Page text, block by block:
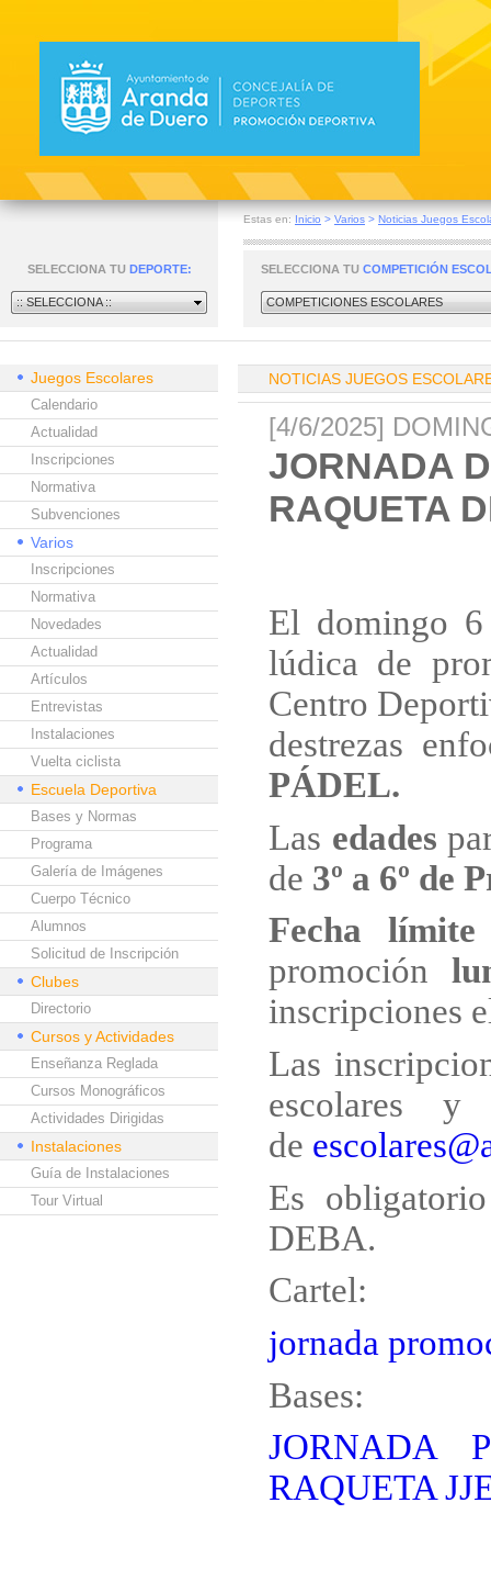
Estas en: Inicio > Varios > Noticias Juegos
SELECCIONA TU DEPORTE:
:: SELECCIONA ::
SELECCIONA TU COMPETICIÓN
COMPETICIONES ESCOLARES
Juegos Escolares
Calendario
Actualidad
Inscripciones
Normativa
Subvenciones
Varios
Inscripciones
Normativa
Novedades
Actualidad
Artículos
Entrevistas
Instalaciones
Vuelta ciclista
Escuela Deportiva
Bases y Normas
Programa
Galería de Imágenes
Cuerpo Técnico
Alumnos
Solicitud de Inscripción
Clubes
Directorio
Cursos y Actividades
Enseñanza Reglada
Cursos Monográficos
Actividades Dirigidas
Instalaciones
Guía de Instalaciones
Tour Virtual
NOTICIAS JUEGOS
[4/6/2025]
JORNADA
RAQUETA
El domingo
lúdica de
Centro
destrezas
PÁDEL.
Las edades
de 3º a 6º de
Fecha límite
promoción
inscripciones
Las
escolares
de
Es
DEBA.
Cartel:
jornada
Bases:
JORNADA
RAQUETA